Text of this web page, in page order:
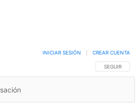
SIGA ESTA
SEGUIR
INICIAR SESIÓN CREAR CUENTA